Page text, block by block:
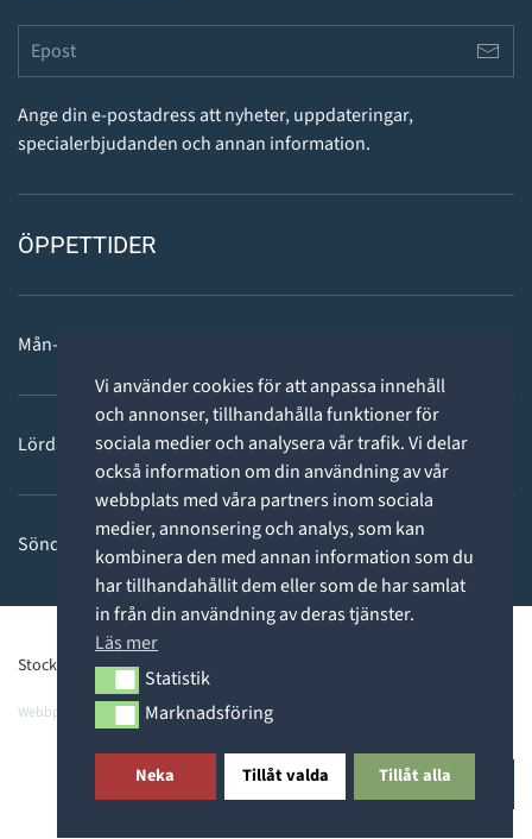
Vi använder cookies för att anpassa innehåll
och annonser, tillhandahålla funktioner för
sociala medier och analysera vår trafik. Vi delar
också information om din användning av vår
webbplats med våra partners inom sociala
medier, annonsering och analys, som kan
kombinera den med annan information som du
har tillhandahållit dem eller som de har samlat
in från din användning av deras tjänster.
Läs mer
Statistik
Statistik
Marknadsföring
Marknadsföring
Neka Tillåt valda Tillåt alla
Ange din e-postadress att nyheter, uppdateringar,
specialerbjudanden och annan information.
ÖPPETTIDER
Mån-fre: 11 - 18
Lördag: 11-15
Söndag: STÄNGT
Stockholms Dykcenter ©2026 -
Webbpartner Webbproffs.se